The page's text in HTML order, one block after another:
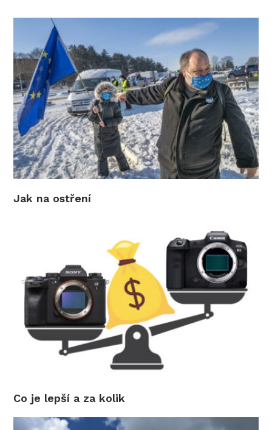
Jak na ostření
Co je lepší a za kolik